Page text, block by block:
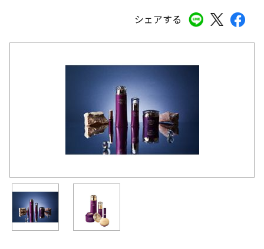
シェアする